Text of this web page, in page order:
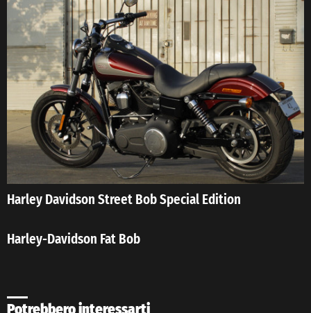
Harley Davidson Street Bob Special Edition
Harley-Davidson Fat Bob